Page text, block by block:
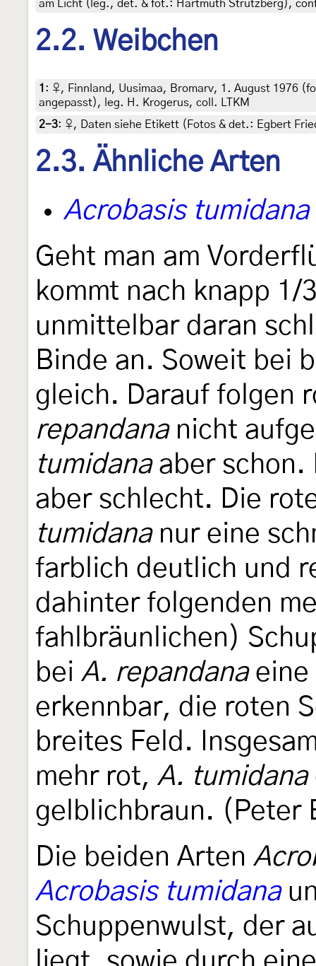
am Licht (leg., det. & fot.: Hartmuth Strutzberg),
2.2. Weibchen
1 : ♀, Finnland, Uusimaa, Bromarv, 1. August 1976
angepasst), leg. H. Krogerus, coll. LTKM
2-3: ♀, Daten siehe Etikett (Fotos & det.: Egbert
2.3. Ähnliche Arten
Acrobasis tumidana
Geht man am
kommt nach knapp
unmittelbar daran
Binde an. Soweit bei
gleich. Darauf folgen
repandananicht
tumidanaaber schon.
aber schlecht. Die
tumidananur eine
farblich deutlich und
dahinter folgenden
fahlbräunlichen)
bei A. repandanaeine
erkennbar, die roten
breites Feld.
mehr rot, A. tumidana
gelblichbraun. (Peter
Die beiden Arten
Acrobasis tumidana
Schuppenwulst, der